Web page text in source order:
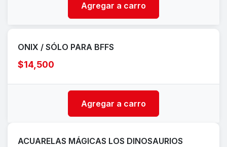
Agregar a carro
ONIX / SÓLO PARA BFFS
$14,500
Agregar a carro
ACUARELAS MÁGICAS LOS DINOSAURIOS